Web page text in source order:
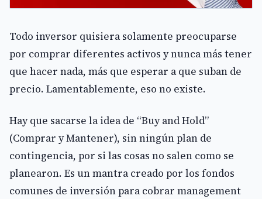
Todo inversor quisiera solamente preocuparse
por comprar diferentes activos y nunca más tener
que hacer nada, más que esperar a que suban de
precio. Lamentablemente, eso no existe.
Hay que sacarse la idea de “Buy and Hold”
(Comprar y Mantener), sin ningún plan de
contingencia, por si las cosas no salen como se
planearon. Es un mantra creado por los fondos
comunes de inversión para cobrar management